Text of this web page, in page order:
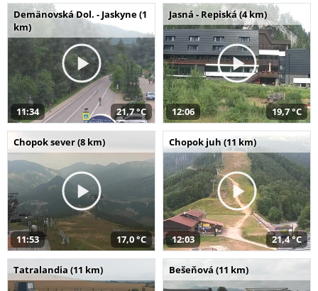
Demänovská Dol. - Jaskyne (1
km)
11:34 21,7 °C
Jasná - Repiská (4 km)
12:06 19,7 °C
Chopok sever (8 km)
11:53 17,0 °C
Chopok juh (11 km)
12:03 21,4 °C
Tatralandia (11 km) Bešeňová (11 km)